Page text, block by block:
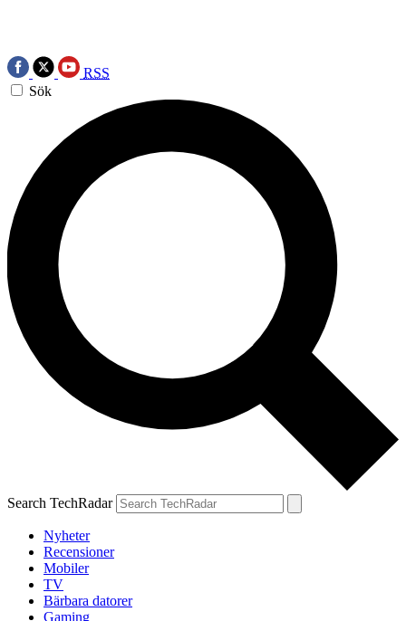
RSS
Sök
Search TechRadar
Nyheter
Recensioner
Mobiler
TV
Bärbara datorer
Gaming